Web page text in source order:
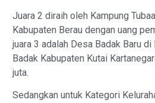
Juara 2 diraih oleh Kampung
Kabupaten Berau dengan uang
juara 3 adalah Desa Badak Baru
Badak Kabupaten Kutai
juta.
Sedangkan untuk Kategori